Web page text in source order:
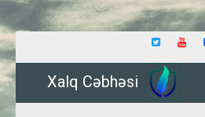
Xalq Cəbhəsi